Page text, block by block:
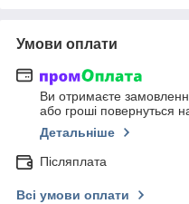
Умови оплати
Ви отримаєте
або гроші повернуться
Детальніше
Післяплата
Всі умови оплати